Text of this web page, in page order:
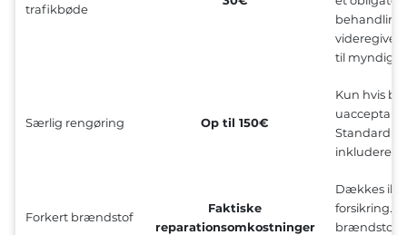
trafikbøde
videregive
til
Særlig rengøring Op til 150€
Kun hvis
inkluderet.
Forkert brændstof
Faktiske
reparationsomkostninger
Dækkes
forsikring.